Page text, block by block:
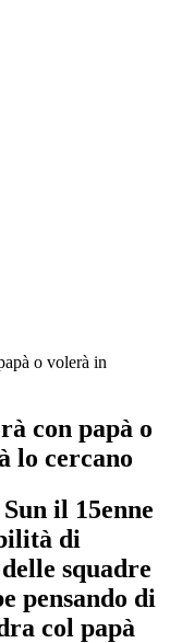
o volerà in
con papà o
lo cercano
il 15enne
di
squadre
pensando di
col papà